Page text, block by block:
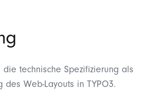
die technische Spezifizierung als
Web-Layouts in TYPO3.